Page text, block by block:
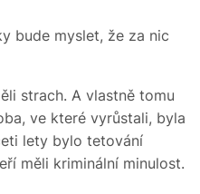
bude myslet, že za nic
strach. A vlastně tomu
ve které vyrůstali, byla
lety bylo tetování
měli kriminální minulost.